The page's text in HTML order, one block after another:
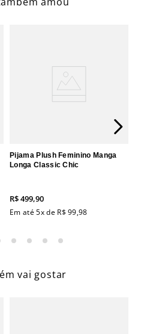
Pijama Plush Feminino Manga
Longa Classic Chic
R$499,90
Em até5x de R$ 99,98
vai gostar